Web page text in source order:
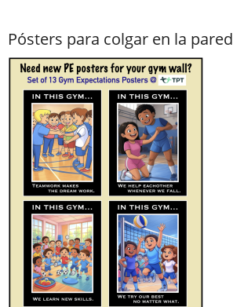
Pósters para colgar en la pared